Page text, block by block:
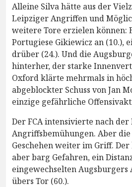
Alleine Silva hätte aus der
Leipziger Angriffen und
weitere Tore erzielen können:
Portugiese Gikiewicz an (10.),
drüber (24.). Und die
hinterher, der starke
Oxford klärte mehrmals in
abgeblockter Schuss von Jan
einzige gefährliche
Der FCA intensivierte nach der
Angriffsbemühungen. Aber die
Geschehen weiter im Griff.
aber barg Gefahren, ein
eingewechselten
übers Tor (60.).